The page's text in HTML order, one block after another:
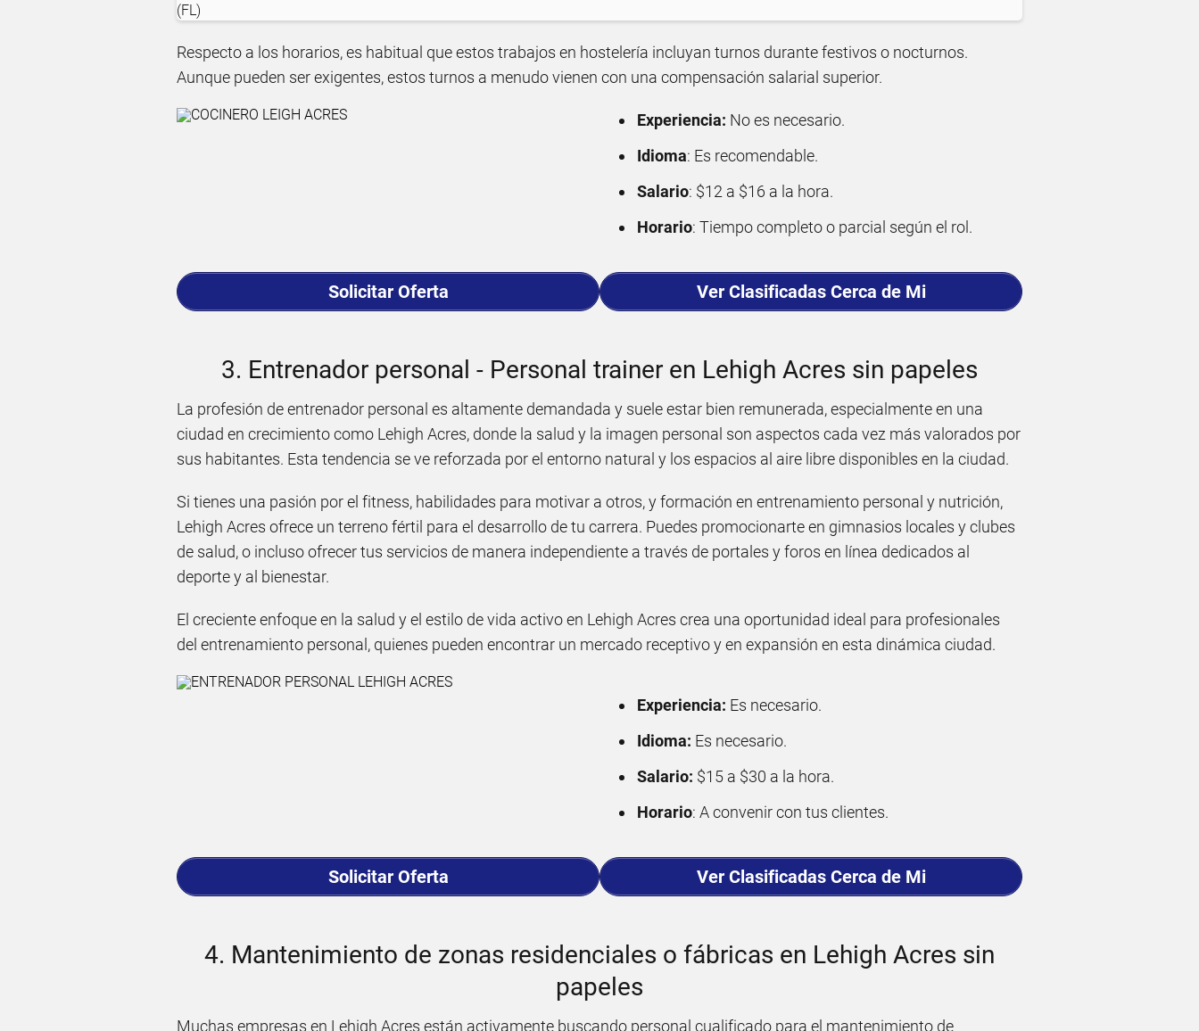
Respecto a los horarios, es habitual que estos trabajos en hostelería incluyan turnos durante festivos o nocturnos.
Aunque pueden ser exigentes, estos turnos a menudo vienen con una compensación salarial superior.
Experiencia: No es necesario.
Idioma: Es recomendable.
Salario: $12 a $16 a la hora.
Horario: Tiempo completo o parcial según el rol.
Solicitar Oferta Ver Clasificadas Cerca de Mi
3. Entrenador personal - Personal trainer en Lehigh Acres sin papeles
La profesión de entrenador personal es altamente demandada y suele estar bien remunerada, especialmente en una
ciudad en crecimiento como Lehigh Acres, donde la salud y la imagen personal son aspectos cada vez más valorados por
sus habitantes. Esta tendencia se ve reforzada por el entorno natural y los espacios al aire libre disponibles en la ciudad.
Si tienes una pasión por el fitness, habilidades para motivar a otros, y formación en entrenamiento personal y nutrición,
Lehigh Acres ofrece un terreno fértil para el desarrollo de tu carrera. Puedes promocionarte en gimnasios locales y clubes
de salud, o incluso ofrecer tus servicios de manera independiente a través de portales y foros en línea dedicados al
deporte y al bienestar.
El creciente enfoque en la salud y el estilo de vida activo en Lehigh Acres crea una oportunidad ideal para profesionales
del entrenamiento personal, quienes pueden encontrar un mercado receptivo y en expansión en esta dinámica ciudad.
Experiencia: Es necesario.
Idioma: Es necesario.
Salario: $15 a $30 a la hora.
Horario: A convenir con tus clientes.
Solicitar Oferta Ver Clasificadas Cerca de Mi
4. Mantenimiento de zonas residenciales o fábricas en Lehigh Acres sin
papeles
Muchas empresas en Lehigh Acres están activamente buscando personal cualificado para el mantenimiento de